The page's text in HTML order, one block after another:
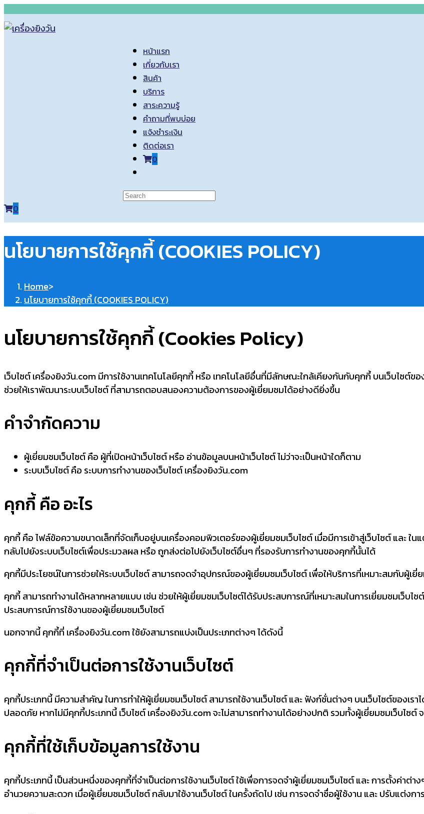
to
หน้าแรก
เกี่ยวกับเรา
สินค้า
บริการ
สาระความรู้
คำถามที่พบบ่อย
แจ้งชำระเงิน
ติดต่อเรา
0
search
0
นโยบายการใช้คุกกี้ (COOKIES POLICY)
Home>
นโยบายการใช้คุกกี้ (COOKIES POLICY)
นโยบายการใช้คุกกี้ (Cookies Policy)
เว็บไซต์ เครื่องยิงวัน.com มีการใช้งานเทคโนโลยีคุกกี้ หรือ เทคโนโลยีอื่นที่มีลักษณะใกล้เคียงกันกับคุกกี้ บนเว็บไซต์ข
ช่วยให้เราพัฒนาระบบเว็บไซต์ ที่สามารถตอบสนองความต้องการของผู้เยี่ยมชมได้อย่างดียิ่งขึ้น
คำจำกัดความ
ผู้เยี่ยมชมเว็บไซต์ คือ ผู้ที่เปิดหน้าเว็บไซต์ หรือ อ่านข้อมูลบนหน้าเว็บไซต์ ไม่ว่าจะเป็นหน้าใดก็ตาม
ระบบเว็บไซต์ คือ ระบบการทำงานของเว็บไซต์ เครื่องยิงวัน.com
คุกกี้ คือ อะไร
คุกกี้ คือ ไฟล์ข้อความขนาดเล็กที่จัดเก็บอยู่บนเครื่องคอมพิวเตอร์ของผู้เยี่ยมชมเว็บไซต์ เมื่อมีการเข้าสู่เว็บไซต์ และ ใ
กลับไปยังระบบเว็บไซต์เพื่อประมวลผล หรือ ถูกส่งต่อไปยังเว็บไซต์อื่นๆ ที่รองรับการทำงานของคุกกี้นั้นได้
คุกกี้มีประโยชน์ในการช่วยให้ระบบเว็บไซต์ สามารถจดจำอุปกรณ์ของผู้เยี่ยมชมเว็บไซต์ เพื่อให้บริการที่เหมาะสมกับผู้เยี่
คุกกี้ สามารถทำงานได้หลากหลายแบบ เช่น ช่วยให้ผู้เยี่ยมชมเว็บไซต์ได้รับประสบการณ์ที่เหมาะสมในการเยี่ยมชมเว็
ประสบการณ์การใช้งานของผู้เยี่ยมชมเว็บไซต์
นอกจากนี้ คุกกี้ที่ เครื่องยิงวัน.com ใช้ยังสามารถแบ่งเป็นประเภทต่างๆ ได้ดังนี้
คุกกี้ที่จำเป็นต่อการใช้งานเว็บไซต์
คุกกี้ประเภทนี้ มีความสำคัญ ในการทำให้ผู้เยี่ยมชมเว็บไซต์ สามารถใช้งานเว็บไซต์ และ ฟังก์ชั่นต่างๆ บนเว็บไซต์ของเร
ปลอดภัย หากไม่มีคุกกี้ประเภทนี้ เว็บไซต์ เครื่องยิงวัน.com จะไม่สามารถทำงานได้อย่างปกติ รวมทั้งผู้เยี่ยมชมเว็บไซต์
คุกกี้ที่ใช้เก็บข้อมูลการใช้งาน
คุกกี้ประเภทนี้ เป็นส่วนหนึ่งของคุกกี้ที่จำเป็นต่อการใช้งานเว็บไซต์ ใช้เพื่อการจดจำผู้เยี่ยมชมเว็บไซต์ และ การตั้งค่า
อำนวยความสะดวก เมื่อผู้เยี่ยมชมเว็บไซต์ กลับมาใช้งานเว็บไซต์ ในครั้งถัดไป เช่น การจดจำชื่อผู้ใช้งาน และ ปรับแต่งก